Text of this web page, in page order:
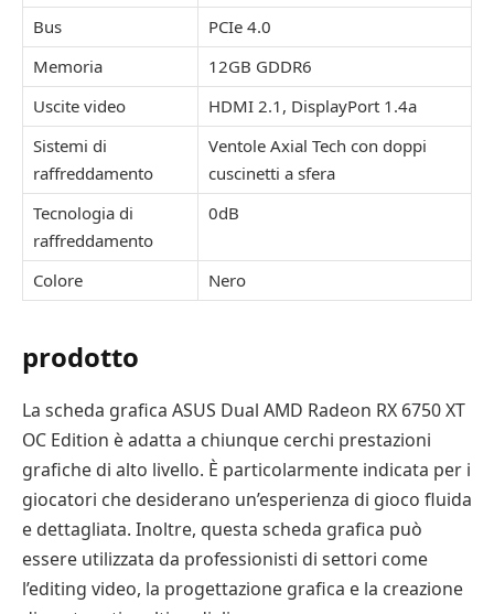
Bus
PCIe 4.0
Memoria
12GB GDDR6
Uscite video
HDMI 2.1, DisplayPort 1.4a
Sistemi di
raffreddamento
Ventole Axial Tech con doppi
cuscinetti a sfera
Tecnologia di
raffreddamento
0dB
Colore Nero
prodotto
La scheda grafica ASUS Dual AMD Radeon RX 6750 XT
OC Edition è adatta a chiunque cerchi prestazioni
grafiche di alto livello. È particolarmente indicata per i
giocatori che desiderano un’esperienza di gioco fluida
e dettagliata. Inoltre, questa scheda grafica può
essere utilizzata da professionisti di settori come
l’editing video, la progettazione grafica e la creazione